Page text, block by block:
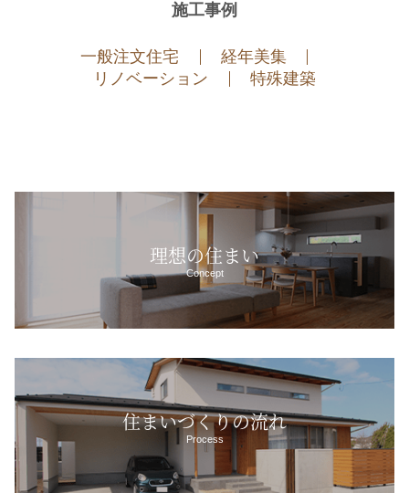
施工事例
一般注文住宅
経年美集
リノベーション
特殊建築
理想の住まい
Concept
住まいづくりの流れ
Process